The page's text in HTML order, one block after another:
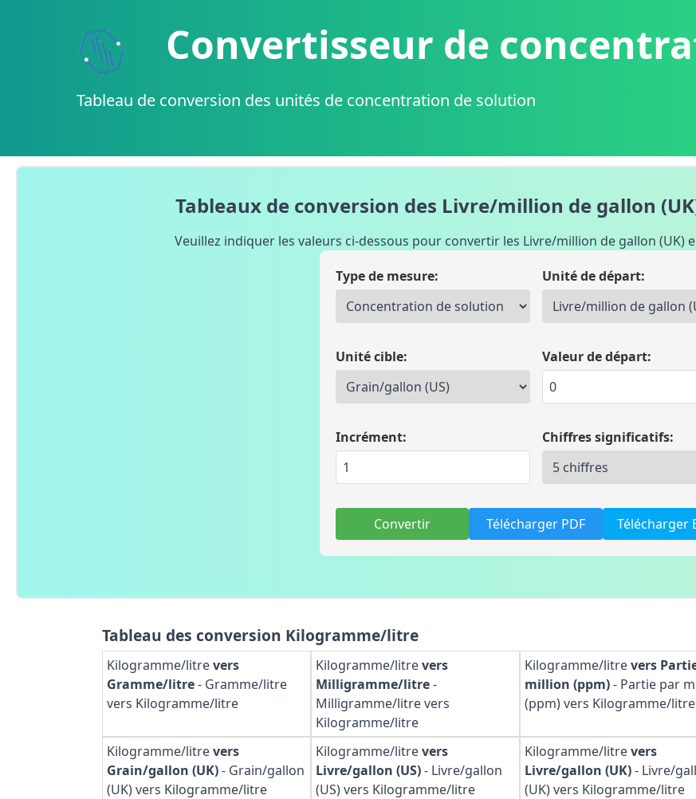
Convertisseur de
Tableau de conversion des unités de concentration de solution
Tableaux de conversion des Livre/million de gallon
Veuillez indiquer les valeurs ci-dessous pour convertir les Livre/million de gallon (UK)
Type de mesure:
Unité de départ:
Unité cible: Valeur de départ:
Incrément: Chiffres significatifs:
Convertir Télécharger PDF Télécharger
Tableau des conversion Kilogramme/litre
Kilogramme/litrevers
Gramme/litre- Gramme/litre
vers Kilogramme/litre
Kilogramme/litrevers
Milligramme/litre-
Milligramme/litre vers
Kilogramme/litre
Kilogramme/litrevers
million (ppm)- Partie par
(ppm) vers Kilogramme/litre
Kilogramme/litrevers
Grain/gallon (UK)- Grain/gallon
(UK) vers Kilogramme/litre
Kilogramme/litrevers
Livre/gallon (US)- Livre/gallon
(US) vers Kilogramme/litre
Kilogramme/litrevers
Livre/gallon (UK)- Livre/
(UK) vers Kilogramme/litre